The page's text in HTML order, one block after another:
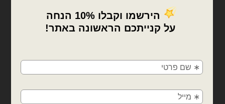
10.00
כמות של בלון מיילר כוכב קוצים לבן 25 אינץ' כמות של בלון מיילר כוכב קוצים רוז גולד 25
משלוחים מהיום למחר!
חולון, בת ים, תל אביב, ראשון לציון, גבעתיים, רמת
גן, בני ברק, אזור, נס ציונה, רמלה, לוד, אשדוד, יבנה,